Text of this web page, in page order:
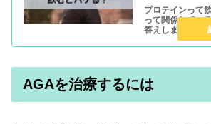
プロテインって
って関係してい
答えします。 本
ンを飲むとハゲ
『プロテインと
覧ください。 プ
AGAを治療するには